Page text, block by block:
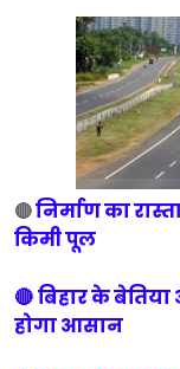
🔴निर्माण का
किमी पूल
🔴 बिहार के
होगा आसान